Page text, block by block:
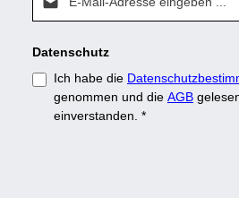
Datenschutz
Ich habe die
genommen und die AGB
einverstanden. *